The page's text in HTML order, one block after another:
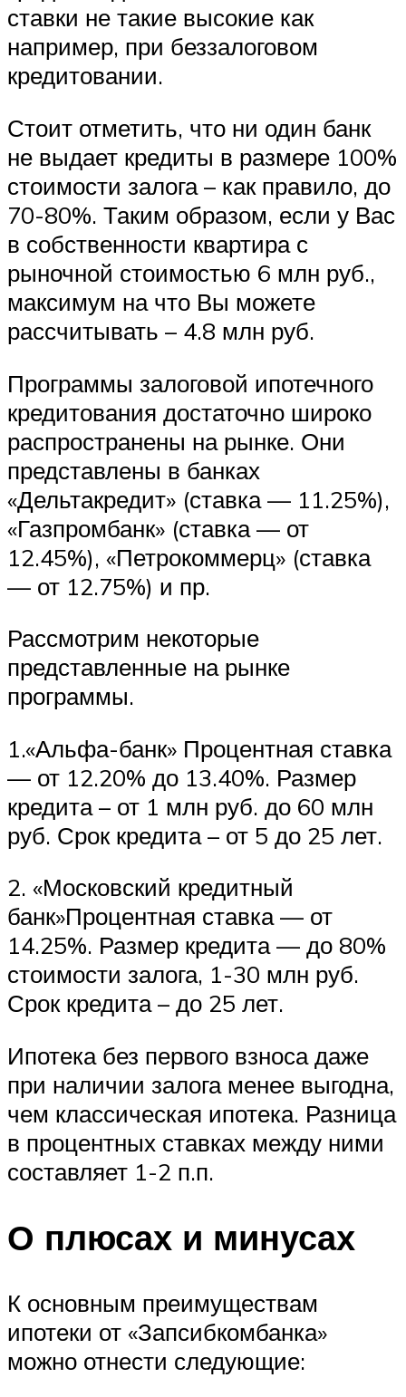
ставки не такие высокие как
например, при беззалоговом
кредитовании.
Стоит отметить, что ни один банк
не выдает кредиты в размере 100%
стоимости залога – как правило, до
70-80%. Таким образом, если у Вас
в собственности квартира с
рыночной стоимостью 6 млн руб.,
максимум на что Вы можете
рассчитывать – 4.8 млн руб.
Программы залоговой ипотечного
кредитования достаточно широко
распространены на рынке. Они
представлены в банках
«Дельтакредит» (ставка — 11.25%),
«Газпромбанк» (ставка — от
12.45%), «Петрокоммерц» (ставка
— от 12.75%) и пр.
Рассмотрим некоторые
представленные на рынке
программы.
1.«Альфа-банк» Процентная ставка
— от 12.20% до 13.40%. Размер
кредита – от 1 млн руб. до 60 млн
руб. Срок кредита – от 5 до 25 лет.
2. «Московский кредитный
банк»Процентная ставка — от
14.25%. Размер кредита — до 80%
стоимости залога, 1-30 млн руб.
Срок кредита – до 25 лет.
Ипотека без первого взноса даже
при наличии залога менее выгодна,
чем классическая ипотека. Разница
в процентных ставках между ними
составляет 1-2 п.п.
О плюсах и минусах
К основным преимуществам
ипотеки от «Запсибкомбанка»
можно отнести следующие: